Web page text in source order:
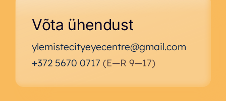
Võta ühendust
ylemistecityeyecentre@gmail.com
+372 5670 0717 (E—R 9—17)